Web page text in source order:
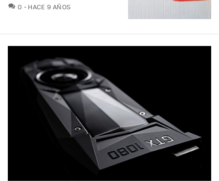
0 COMENTARIOS
HACE 9 AÑOS